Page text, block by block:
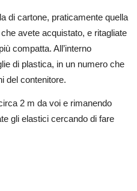
di cartone, praticamente quella
avete acquistato, e ritagliate
compatta. All’interno
di plastica, in un numero che
del contenitore.
2 m da voi e rimanendo
gli elastici cercando di fare